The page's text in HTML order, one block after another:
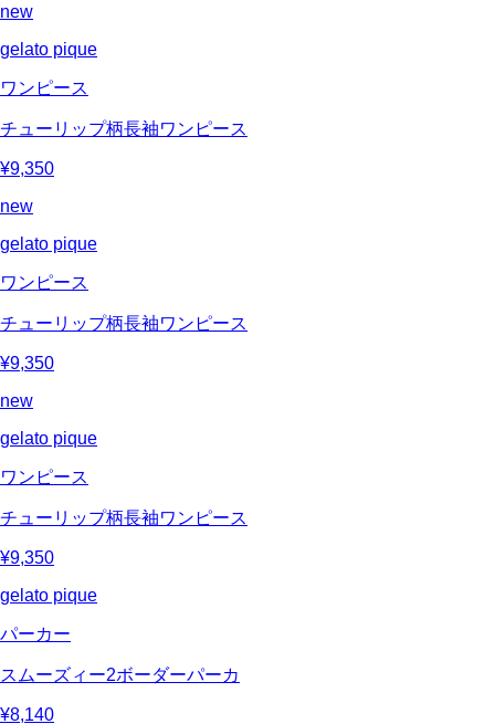
new
gelato pique
ワンピース
チューリップ柄長袖ワンピース
¥9,350
new
gelato pique
ワンピース
チューリップ柄長袖ワンピース
¥9,350
new
gelato pique
ワンピース
チューリップ柄長袖ワンピース
¥9,350
gelato pique
パーカー
スムーズィー2ボーダーパーカ
¥8,140